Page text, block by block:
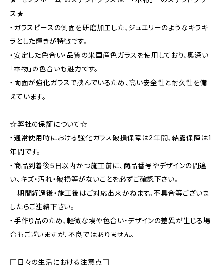
ス★
・ガラスピースの側面を研磨加工した、ジュエリーのようなキラキ
ラとした輝きが特徴です。
・安定した色合い・品質の米国産色ガラスを使用しており、奥深い
「本物」の色合いも魅力です。
・両面が強化ガラスで挟んでいるため、高い安全性と耐久性を備
えています。
☆弊社の保証について☆
・通常使用時における強化ガラス破損保障は2年間、結露保障は1
年間です。
・商品到着後5日以内かつ施工前に、商品番号やデザインの間違
い、キズ・汚れ・破損等がないことを必ずご確認下さい。
期間経過後・施工後はご対応出来かねます。不具合等ございま
したらご連絡下さい。
・手作り品のため、軽微な埃や色合い・デザインの差異が生じる場
合もございますが、不良ではありません。
□日々の生活における注意点□